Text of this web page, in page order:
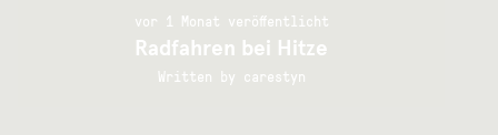
vor 1 Monat veröffentlicht
Radfahren bei Hitze
Written by carestyn